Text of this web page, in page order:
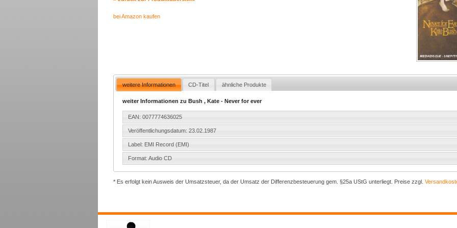
bei Amazon kaufen
weitere Informationen CD-Titel ähnliche Produkte
weiter Informationen zu Bush , Kate - Never for ever
EAN: 0077774636025
Veröffentlichungsdatum: 23.02.1987
Label: EMI Record (EMI)
Format: Audio CD
* Es erfolgt kein Ausweis der Umsatzsteuer, da der Umsatz der Differenzbesteuerung gem. §25a UStG unterliegt. Preise zzgl.